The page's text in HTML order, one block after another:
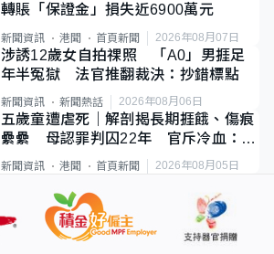
轉賬「保證金」損失近6900萬元
新聞資訊 港聞 首頁新聞 2026年08月07日
涉誘12歲女自拍祼照 「A0」男捱足
年半冤獄 法官推翻裁決：抄錯標點
新聞資訊 新聞熱話 2026年08月06日
五歲童遭虐死｜解剖揭長期捱餓、傷痕
纍纍 母認罪判囚22年 官斥冷血：同
類案最惡劣
新聞資訊 港聞 首頁新聞 2026年08月05日